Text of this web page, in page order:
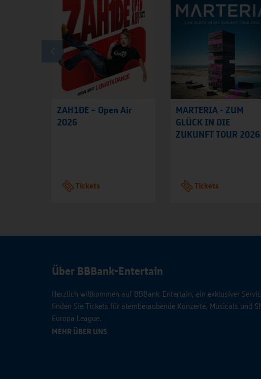
ZAH1DE – Open Air
2026
Tickets
MARTERIA - ZUM
GLÜCK IN DIE
ZUKUNFT TOUR 2026
Tickets
Über BBBank-Entertain
Herzlich willkommen auf BBBank-Entertain, ein exklusiver
finden Sie Tickets für atemberaubende Konzerte, Musicals und
Europa League.
MEHR ÜBER UNS